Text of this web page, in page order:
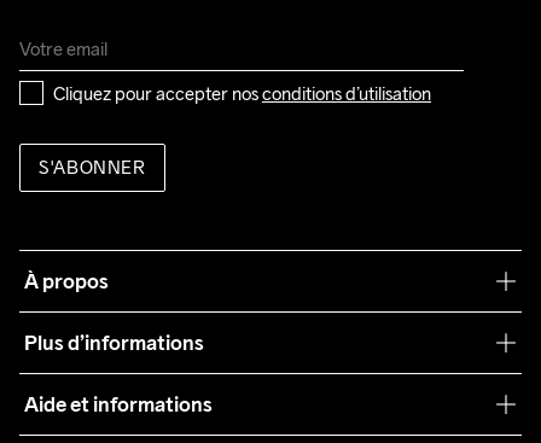
Cliquez pour accepter nos conditions d’utilisation
S'ABONNER
À propos
Plus d’informations
Teamwear
Aide et informations